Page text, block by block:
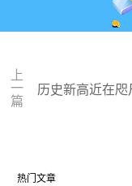
上
一
篇
历史新高近在咫
热门文章